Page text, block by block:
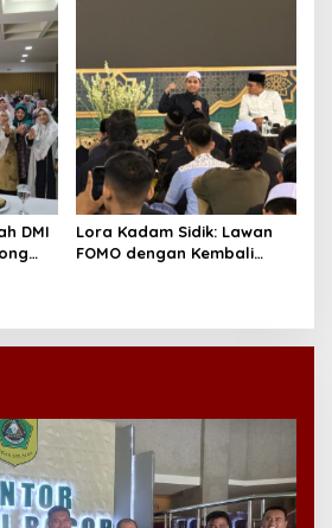
DMI
Lora Kadam Sidik: Lawan
FOMO dengan Kembali